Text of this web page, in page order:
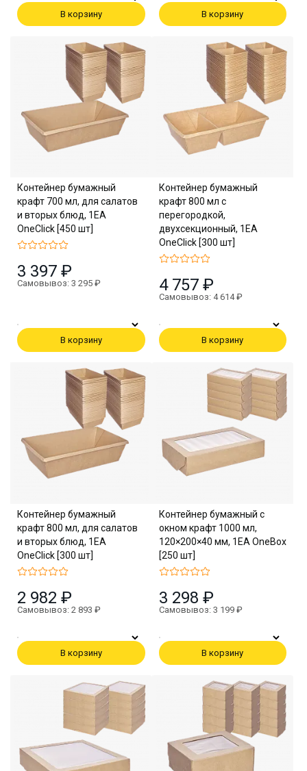
В корзину В корзину
Контейнер бумажный
крафт 700 мл, для салатов
и вторых блюд, 1EA
OneClick [450 шт]
3 397 ₽
Самовывоз: 3 295 ₽
В корзину
Контейнер бумажный
крафт 800 мл с
перегородкой,
двухсекционный, 1EA
OneClick [300 шт]
4 757 ₽
Самовывоз: 4 614 ₽
В корзину
Контейнер бумажный
крафт 800 мл, для салатов
и вторых блюд, 1EA
OneClick [300 шт]
2 982 ₽
Самовывоз: 2 893 ₽
В корзину
Контейнер бумажный с
окном крафт 1000 мл,
120×200×40 мм, 1EA OneBox
[250 шт]
3 298 ₽
Самовывоз: 3 199 ₽
В корзину